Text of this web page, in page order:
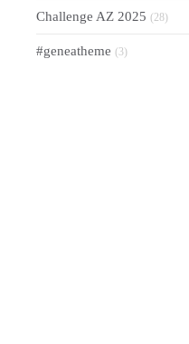
Challenge AZ 2025 (28)
#geneatheme (3)